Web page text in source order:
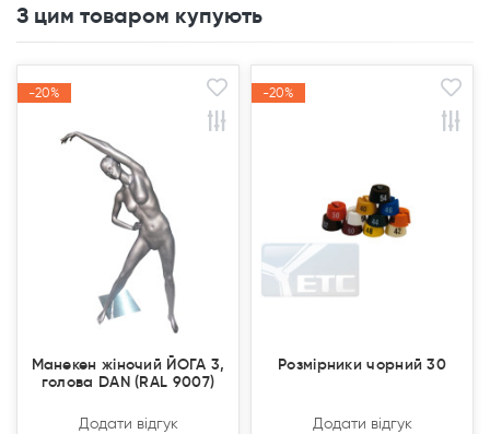
З цим товаром купують
-20%
-20%
Манекен жіночий ЙОГА 3,
голова DAN (RAL 9007)
Додати відгук
-20%
-20%
Розмірники чорний 30
Додати відгук